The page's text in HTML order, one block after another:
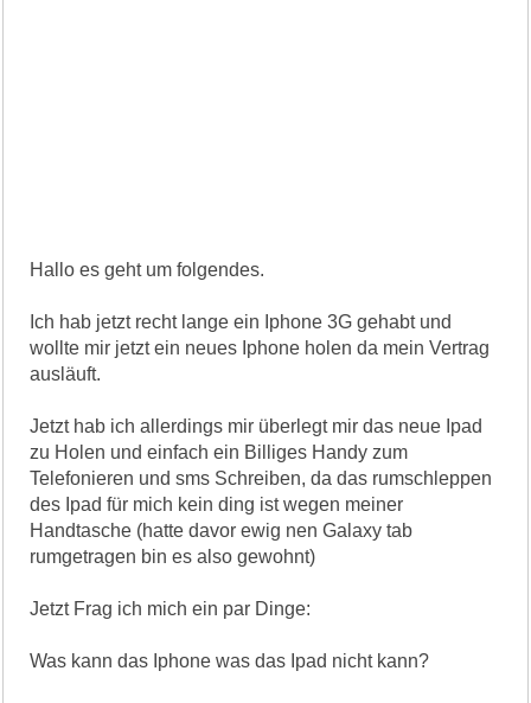
Hallo es geht um folgendes.
Ich hab jetzt recht lange ein Iphone 3G gehabt und
wollte mir jetzt ein neues Iphone holen da mein Vertrag
ausläuft.
Jetzt hab ich allerdings mir überlegt mir das neue Ipad
zu Holen und einfach ein Billiges Handy zum
Telefonieren und sms Schreiben, da das rumschleppen
des Ipad für mich kein ding ist wegen meiner
Handtasche (hatte davor ewig nen Galaxy tab
rumgetragen bin es also gewohnt)
Jetzt Frag ich mich ein par Dinge:
Was kann das Iphone was das Ipad nicht kann?